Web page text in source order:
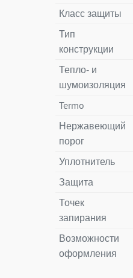
Класс защиты
Тип
конструкции
Тепло- и
шумоизоляция
Termo
Нержавеющий
порог
Уплотнитель
Защита
Точек
запирания
Возможности
оформления